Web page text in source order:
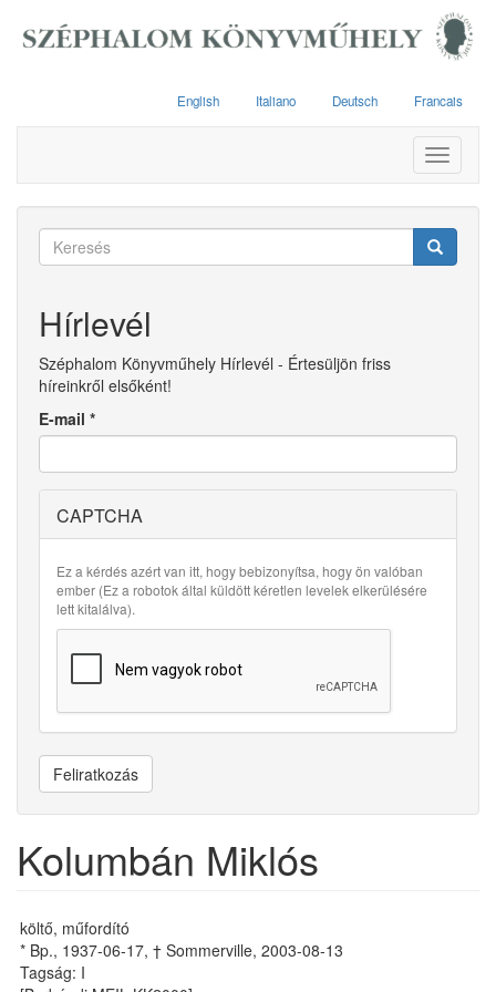
English Italiano Deutsch Francais
Toggle
Keresés
Hírlevél
Széphalom Könyvműhely Hírlevél - Értesüljön friss
híreinkről elsőként!
E-mail *
CAPTCHA
Ez a kérdés azért van itt, hogy bebizonyítsa, hogy ön valóban
ember (Ez a robotok által küldött kéretlen levelek elkerülésére
lett kitalálva).
Feliratkozás
Kolumbán Miklós
költő, műfordító
* Bp., 1937-06-17, † Sommerville, 2003-08-13
Tagság: I